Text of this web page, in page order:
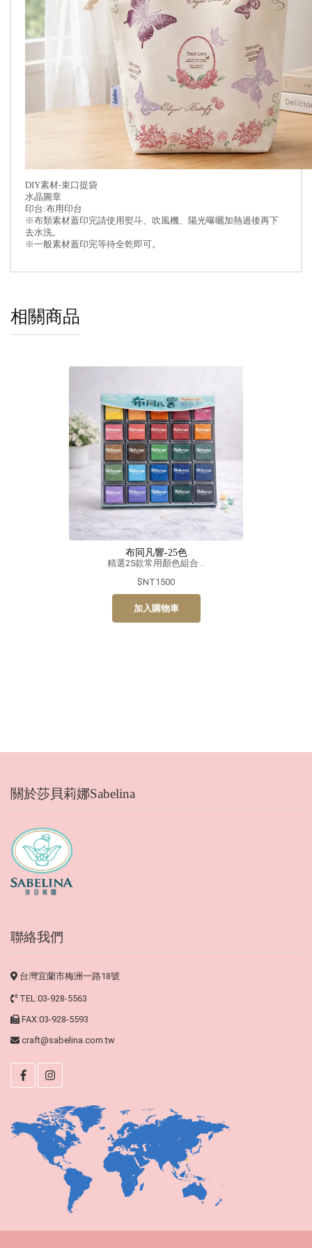
DIY素材-束口提袋
水晶圖章
印台:布用印台
※布類素材蓋印完請使用熨斗、吹風機、陽光曝曬加熱過後再下
去水洗。
※一般素材蓋印完等待全乾即可。
相關商品
布同凡響-25色
精選25款常用顏色組合 ..
$NT1500
加入購物車
關於莎貝莉娜Sabelina
聯絡我們
台灣宜蘭市梅洲一路18號
TEL:03-928-5563
FAX:03-928-5593
craft@sabelina.com.tw